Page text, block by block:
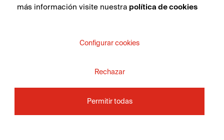
ВДОХНОВЕНИЕ ПРОФЕССИОНАЛЫ
ЗАГРУЗКИ МЫ
más información visite nuestra política de cookies
Configurar cookies
Rechazar
Permitir todas